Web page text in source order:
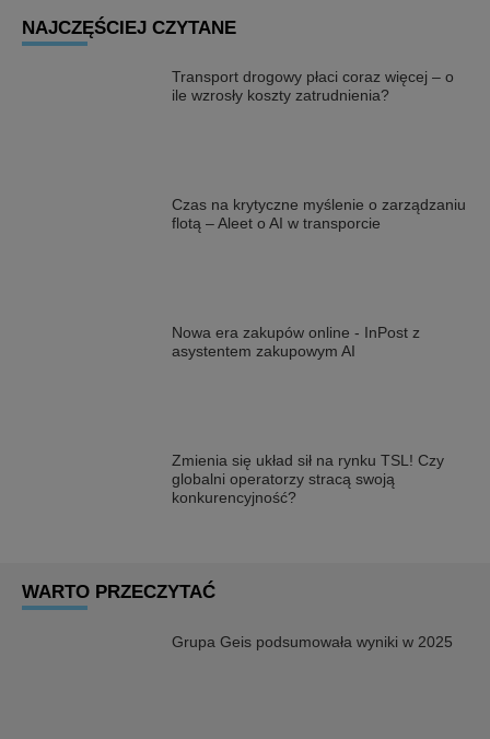
NAJCZĘŚCIEJ CZYTANE
Transport drogowy płaci coraz więcej – o
ile wzrosły koszty zatrudnienia?
Czas na krytyczne myślenie o zarządzaniu
flotą – Aleet o AI w transporcie
Nowa era zakupów online - InPost z
asystentem zakupowym AI
Zmienia się układ sił na rynku TSL! Czy
globalni operatorzy stracą swoją
konkurencyjność?
WARTO PRZECZYTAĆ
Grupa Geis podsumowała wyniki w 2025